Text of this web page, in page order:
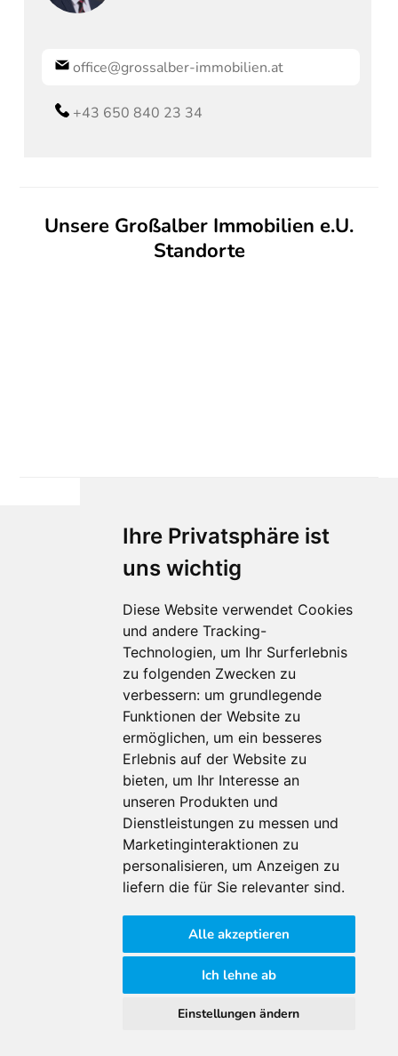
Ihre Privatsphäre ist
uns wichtig
Diese Website verwendet Cookies
und andere Tracking-
Technologien, um Ihr Surferlebnis
zu folgenden Zwecken zu
verbessern: um grundlegende
Funktionen der Website zu
ermöglichen, um ein besseres
Erlebnis auf der Website zu
bieten, um Ihr Interesse an
unseren Produkten und
Dienstleistungen zu messen und
Marketinginteraktionen zu
personalisieren, um Anzeigen zu
liefern die für Sie relevanter sind.
Alle akzeptieren
Ich lehne ab
Einstellungen ändern
office@grossalber-immobilien.at
+43 650 840 23 34
Unsere Großalber Immobilien e.U.
Standorte
Für Makler:innen
Über Uns
Vorteile
Kontakt
Software Partner
Teilnahme
FAQ
Für Makler:innen
Impressum
AGB
Datenschutzklärung
Cookie Richtlinie